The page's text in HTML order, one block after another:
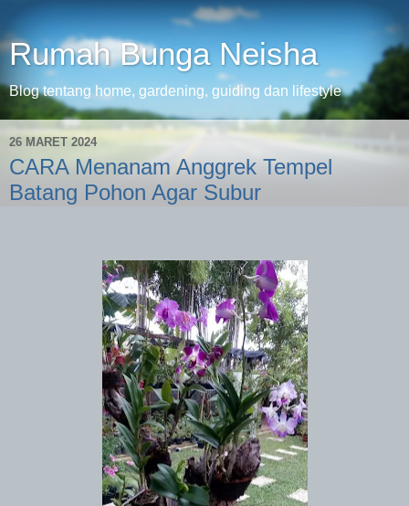
Rumah Bunga Neisha
Blog tentang home, gardening, guiding dan lifestyle
26 MARET 2024
CARA Menanam Anggrek Tempel
Batang Pohon Agar Subur